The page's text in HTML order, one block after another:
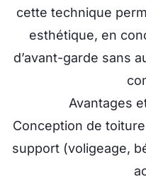
cette technique
esthétique, en
d’avant-garde sans
Avantages
Conception de
support (voligeage,